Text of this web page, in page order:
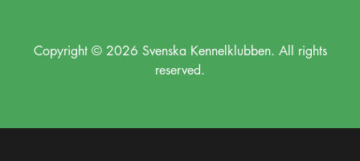
Copyright © 2026 Svenska Kennelklubben. All rights
reserved.